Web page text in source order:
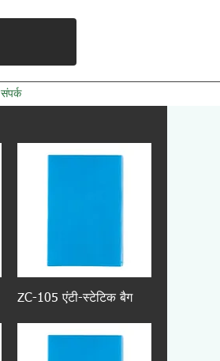
संपर्क
ZC-105 एंटी-स्टेटिक बैग